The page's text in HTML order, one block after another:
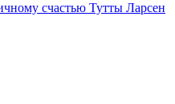
счастью Тутты Ларсен